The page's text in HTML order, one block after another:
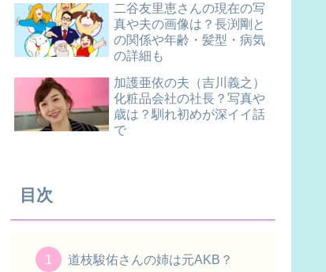
二谷友里恵さんの現在の写
真や夫の画像は？長渕剛と
の関係や年齢・髪型・病気
の詳細も
加護亜依の夫（吉川義之）
化粧品会社の社長？写真や
歳は？馴れ初めが深イイ話
で
目次
道枝駿佑さんの姉は元AKB？